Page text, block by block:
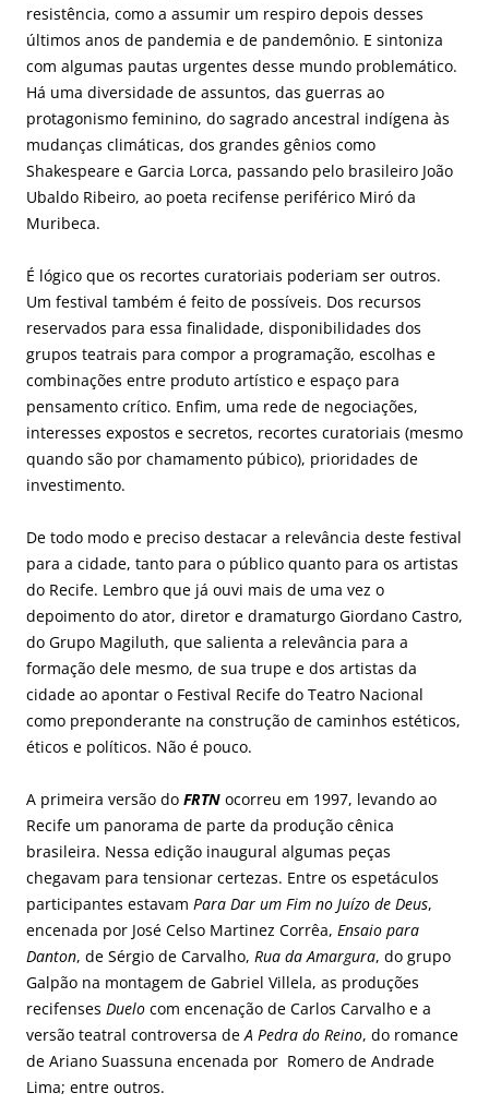
resistência, como a assumir um respiro depois desses
últimos anos de pandemia e de pandemônio. E sintoniza
com algumas pautas urgentes desse mundo problemático.
Há uma diversidade de assuntos, das guerras ao
protagonismo feminino, do sagrado ancestral indígena às
mudanças climáticas, dos grandes gênios como
Shakespeare e Garcia Lorca, passando pelo brasileiro João
Ubaldo Ribeiro, ao poeta recifense periférico Miró da
Muribeca.
É lógico que os recortes curatoriais poderiam ser outros.
Um festival também é feito de possíveis. Dos recursos
reservados para essa finalidade, disponibilidades dos
grupos teatrais para compor a programação, escolhas e
combinações entre produto artístico e espaço para
pensamento crítico. Enfim, uma rede de negociações,
interesses expostos e secretos, recortes curatoriais (mesmo
quando são por chamamento púbico), prioridades de
investimento.
De todo modo e preciso destacar a relevância deste festival
para a cidade, tanto para o público quanto para os artistas
do Recife. Lembro que já ouvi mais de uma vez o
depoimento do ator, diretor e dramaturgo Giordano Castro,
do Grupo Magiluth, que salienta a relevância para a
formação dele mesmo, de sua trupe e dos artistas da
cidade ao apontar o Festival Recife do Teatro Nacional
como preponderante na construção de caminhos estéticos,
éticos e políticos. Não é pouco.
A primeira versão do FRTN ocorreu em 1997, levando ao
Recife um panorama de parte da produção cênica
brasileira. Nessa edição inaugural algumas peças
chegavam para tensionar certezas. Entre os espetáculos
participantes estavam Para Dar um Fim no Juízo de Deus,
encenada por José Celso Martinez Corrêa, Ensaio para
Danton, de Sérgio de Carvalho, Rua da Amargura, do grupo
Galpão na montagem de Gabriel Villela, as produções
recifenses Duelo com encenação de Carlos Carvalho e a
versão teatral controversa deA Pedra do Reino, do romance
de Ariano Suassuna encenada por Romero de Andrade
Lima; entre outros.